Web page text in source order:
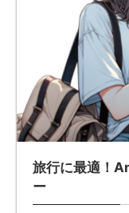
旅行に最適！
ー